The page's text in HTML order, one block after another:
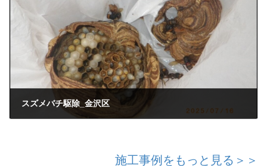
スズメバチ駆除_金沢区
施工事例をもっと見る＞＞